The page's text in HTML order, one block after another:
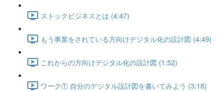
ストックビジネスとは (4:47)
もう事業をされている方向けデジタル化の設計図 (4:49)
これからの方向けデジタル化の設計図 (1:52)
ワーク① 自分のデジタル設計図を書いてみよう (3:18)